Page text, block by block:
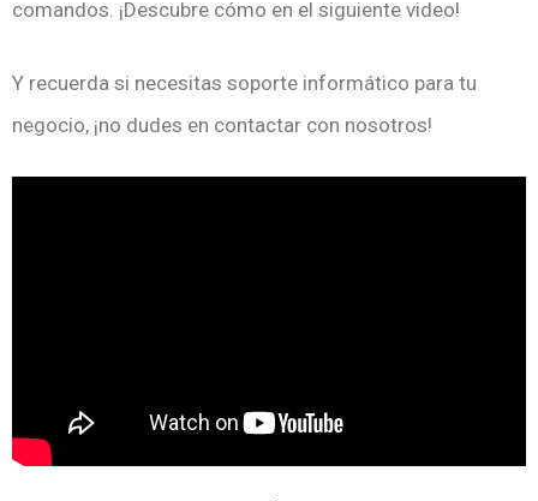
comandos. ¡Descubre cómo en el siguiente video!
Y recuerda si necesitas soporte informático para tu
negocio, ¡no dudes en contactar con nosotros!